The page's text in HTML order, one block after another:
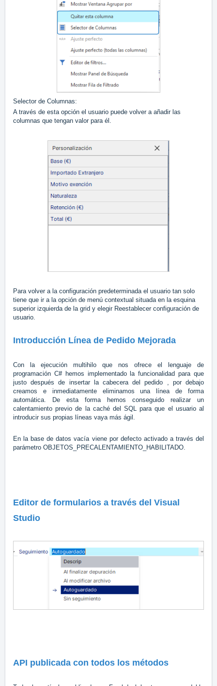
Selector de Columnas:
A través de esta opción el usuario puede volver a añadir las
columnas que tengan valor para él.
Para volver a la configuración predeterminada el usuario tan solo
tiene que ir a la opción de menú contextual situada en la esquina
superior izquierda de la grid y elegir Reestablecer configuración de
usuario.
Introducción Línea de Pedido Mejorada
Con la ejecución multihilo que nos ofrece el lenguaje de
programación C# hemos implementado la funcionalidad para que
justo después de insertar la cabecera del pedido , por debajo
creamos e inmediatamente eliminamos una línea de forma
automática. De esta forma hemos conseguido realizar un
calentamiento previo de la caché del SQL para que el usuario al
introducir sus propias líneas vaya más ágil.
En la base de datos vacía viene por defecto activado a través del
parámetro OBJETOS_PRECALENTAMIENTO_HABILITADO.
Editor de formularios a través del Visual
Studio
API publicada con todos los métodos